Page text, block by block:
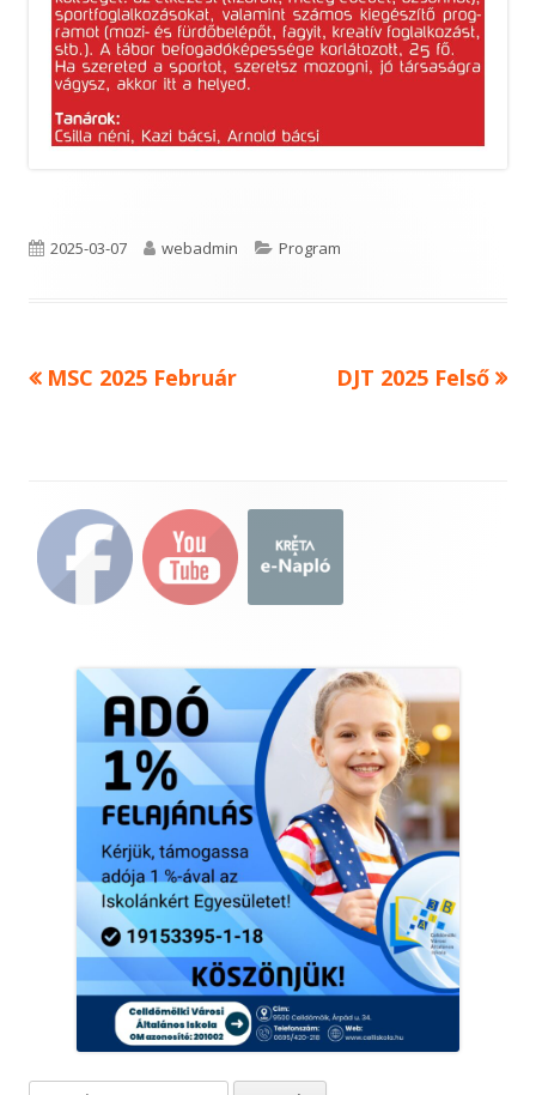
Published
2025-03-07 Author
webadmin Categories
Program
Bejegyzés
Previous
MSC 2025 Február
Next
DJT 2025 Felső
Main
Sidebar